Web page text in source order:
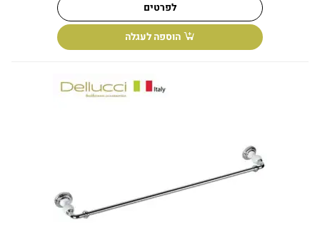
לפרטים
הוספה לעגלה